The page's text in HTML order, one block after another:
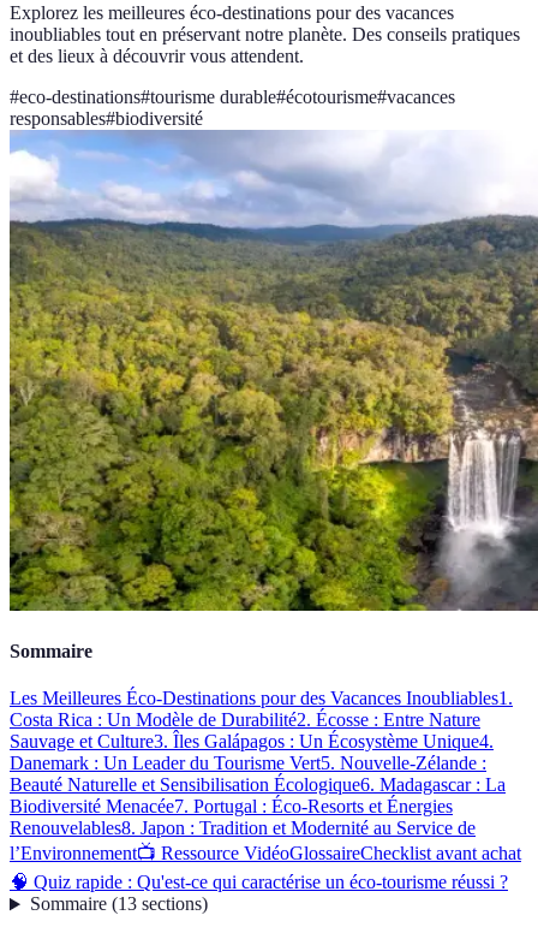
Explorez les meilleures éco-destinations pour des vacances
inoubliables tout en préservant notre planète. Des conseils pratiques
et des lieux à découvrir vous attendent.
#eco-destinations#tourisme durable#écotourisme#vacances
responsables#biodiversité
Sommaire
Les Meilleures Éco-Destinations pour des Vacances Inoubliables1.
Costa Rica : Un Modèle de Durabilité2. Écosse : Entre Nature
Sauvage et Culture3. Îles Galápagos : Un Écosystème Unique4.
Danemark : Un Leader du Tourisme Vert5. Nouvelle-Zélande :
Beauté Naturelle et Sensibilisation Écologique6. Madagascar : La
Biodiversité Menacée7. Portugal : Éco-Resorts et Énergies
Renouvelables8. Japon : Tradition et Modernité au Service de
l’Environnement📺 Ressource VidéoGlossaireChecklist avant achat
🧠 Quiz rapide : Qu'est-ce qui caractérise un éco-tourisme réussi ?
Sommaire(13 sections)